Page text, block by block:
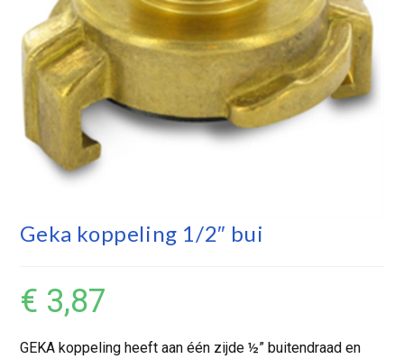
Geka koppeling 1/2″ bui
€ 3,87
GEKA koppeling heeft aan één zijde ½” buitendraad en